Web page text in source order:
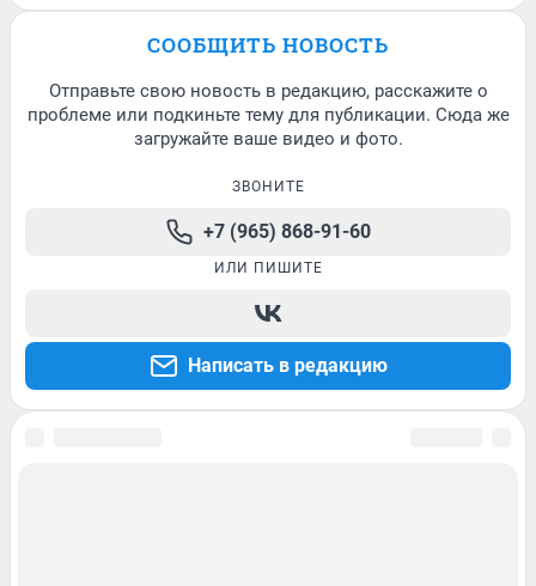
СООБЩИТЬ НОВОСТЬ
Отправьте свою новость в редакцию, расскажите о
проблеме или подкиньте тему для публикации. Сюда же
загружайте ваше видео и фото.
ЗВОНИТЕ
+7 (965) 868-91-60
ИЛИ ПИШИТЕ
Написать в редакцию